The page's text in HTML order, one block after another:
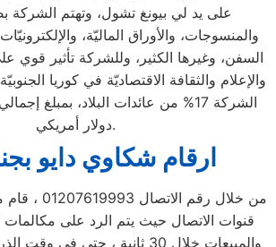
على يد لي بيونغ تشول، وتهتم الشركة
والمنسوجات، والأوراق الماليّة،
السفن، وغيرها الكثير، وللشركة تأثير قوي
والإعلام والثقافة الاقتصاديّة في كوريا
دولار أمريكي.
ارقام شكاوي دايو
من خلال رقم
قنوات الاتصال حيث يتم الرد على
والمبيعات خلال 30 ثانية ، حتى